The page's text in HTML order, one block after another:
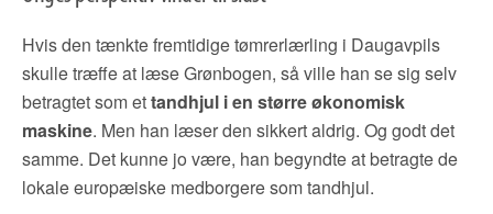
Hvis den tænkte fremtidige tømrerlærling i Daugavpils
skulle træffe at læse Grønbogen, så ville han se sig selv
betragtet som ettandhjul i en større økonomisk
maskine. Men han læser den sikkert aldrig. Og godt det
samme. Det kunne jo være, han begyndte at betragte de
lokale europæiske medborgere som tandhjul.